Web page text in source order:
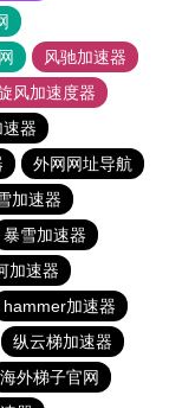
风驰加速器
风加速度器
器
外网网址导航
加速器
暴雪加速器
加速器
hammer加速器
纵云梯加速器
海外梯子官网